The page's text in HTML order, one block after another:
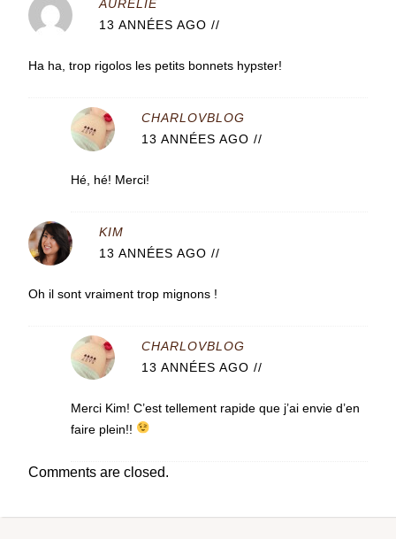
AURÉLIE
13 ANNÉES AGO //
Ha ha, trop rigolos les petits bonnets hypster!
CHARLOVBLOG
13 ANNÉES AGO //
Hé, hé! Merci!
KIM
13 ANNÉES AGO //
Oh il sont vraiment trop mignons !
CHARLOVBLOG
13 ANNÉES AGO //
Merci Kim! C’est tellement rapide que j’ai envie d’en
faire plein!!
Comments are closed.